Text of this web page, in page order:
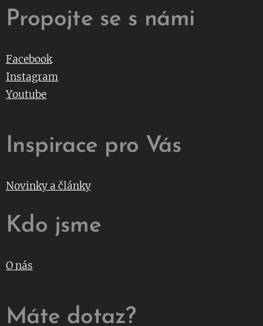
Propojte se s námi
Facebook
Instagram
Youtube
Inspirace pro Vás
Novinky a články
Kdo jsme
O nás
Máte dotaz?